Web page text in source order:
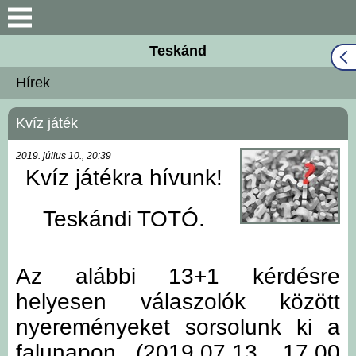
Keresés
Közös Önkormányzati
Hivatal
Naptár
Választási információk
Bemutatkozás
Hírek
Önkormányzat
Teskánd
Hírek
Kvíz játék
2019. július 10., 20:39
Kvíz játékra hívunk!
Teskándi TOTÓ.
Az alábbi 13+1 kérdésre
helyesen válaszolók között
nyereményeket sorsolunk ki a